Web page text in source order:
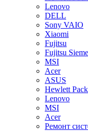
Lenovo
DELL
Sony VAIO
Xiaomi
Fujitsu
Fujitsu
MSI
Acer
ASUS
Hewlett
Lenovo
MSI
Acer
Ремонт